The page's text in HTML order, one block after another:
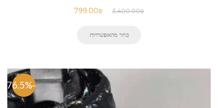
3,400.00₪
799.00₪
בחר מהאפשרויות
-76.5%